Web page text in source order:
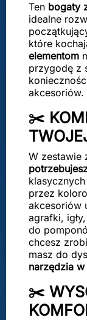
Ten bogaty
idealne
które
elementom
przygodę z
akcesoriów.
✂️
W zestawie
przez
akcesoriów
agrafki,
do
chcesz
masz do
narzędzia
✂️